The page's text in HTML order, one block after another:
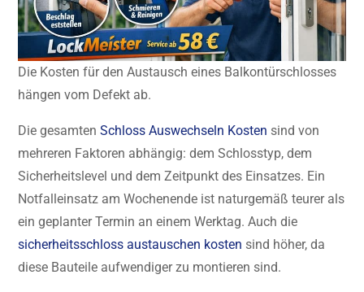
Die Kosten für den Austausch eines Balkontürschlosses
hängen vom Defekt ab.
Die gesamten Schloss Auswechseln Kosten sind von
mehreren Faktoren abhängig: dem Schlosstyp, dem
Sicherheitslevel und dem Zeitpunkt des Einsatzes. Ein
Notfalleinsatz am Wochenende ist naturgemäß teurer als
ein geplanter Termin an einem Werktag. Auch die
sicherheitsschloss austauschen kosten sind höher, da
diese Bauteile aufwendiger zu montieren sind.